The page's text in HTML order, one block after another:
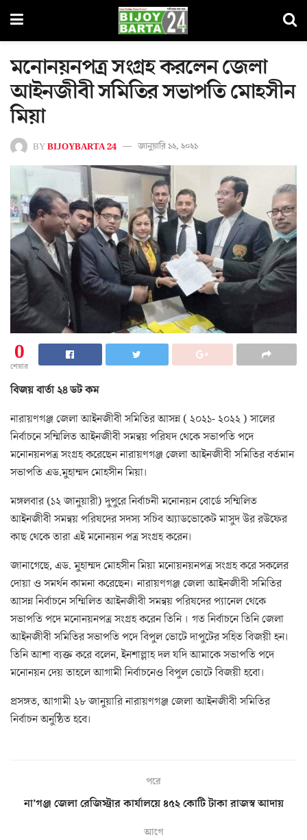
মনোনয়নপত্র সংগ্রহ করলেন জেলা
আইনজীবী সমিতির সভাপতি মোহসীন
মিয়া
BYBIJOYBARTA 24 জানুয়ারি ১২, ২০২১
0
শেয়ার
বিজয় বার্তা ২৪ ডট কম
নারায়ণগঞ্জ জেলা আইনজীবী সমিতির আসন্ন ( ২০২১- ২০২২ ) সালের
নির্বাচনে সম্মিলিত আইনজীবী সমন্বয় পরিষদ থেকে সভাপতি পদে
মনোনয়নপত্র সংগ্রহ করেছেন নারায়ণগঞ্জ জেলা আইনজীবী সমিতির বর্তমান
সভাপতি এড.মুহাম্মদ মোহসীন মিয়া।
মঙ্গলবার (১২ জানুয়ারী) দুপুরে নির্বাচনী মনোনয়ন বোর্ডে সম্মিলিত
আইনজীবী সমন্বয় পরিষদের সদস্য সচিব অ্যাডভোকেট মাসুদ উর রউফের
কাছ থেকে তারা এই মনোনয়ন পত্র সংগ্রহ করেন।
জানাগেছে, এড. মুহাম্মদ মোহসীন মিয়া মনোয়নয়নপত্র সংগ্রহ করে সকলের
দোয়া ও সমর্থন কামনা করেছেন। নারায়ণগঞ্জ জেলা আইনজীবী সমিতির
আসন্ন নির্বাচনে সম্মিলিত আইনজীবী সমন্বয় পরিষদের প্যানেল থেকে
সভাপতি পদে মনোনয়নপত্র সংগ্রহ করেন তিনি । গত নির্বাচনে তিনি জেলা
আইনজীবী সমিতির সভাপতি পদে বিপুল ভোটে দাপুটের সহিত বিজয়ী হন।
তিনি আশা ব্যক্ত করে বলেন, ইনশাল্লাহ দল যদি আমাকে সভাপতি পদে
মনোনয়ন দেয় তাহলে আগামী নির্বাচনেও বিপুল ভোটে বিজয়ী হবো।
প্রসঙ্গত, আগামী ২৮ জানুয়ারি নারায়ণগঞ্জ জেলা আইনজীবী সমিতির
নির্বাচন অনুষ্ঠিত হবে।
পরে
না’গঞ্জ জেলা রেজিস্ট্রার কার্যালয়ে ৪৫২ কোটি টাকা রাজস্ব আদায়
আগে